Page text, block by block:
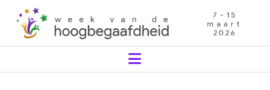
Navigation